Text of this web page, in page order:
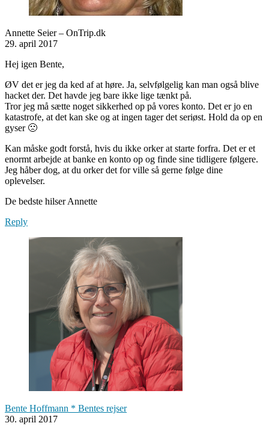
Annette Seier – OnTrip.dk
29. april 2017
Hej igen Bente,
ØV det er jeg da ked af at høre. Ja, selvfølgelig kan man også blive
hacket der. Det havde jeg bare ikke lige tænkt på.
Tror jeg må sætte noget sikkerhed op på vores konto. Det er jo en
katastrofe, at det kan ske og at ingen tager det seriøst. Hold da op en
gyser 🙁
Kan måske godt forstå, hvis du ikke orker at starte forfra. Det er et
enormt arbejde at banke en konto op og finde sine tidligere følgere.
Jeg håber dog, at du orker det for ville så gerne følge dine
oplevelser.
De bedste hilser Annette
Reply
Bente Hoffmann * Bentes rejser
30. april 2017